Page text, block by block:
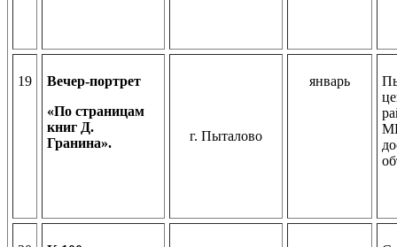
19
Вечер-портрет
«По страницам
книг Д.
Гранина».
г. Пыталово
январь